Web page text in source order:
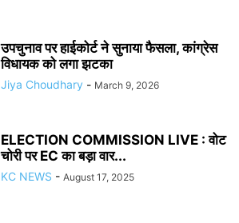
उपचुनाव पर हाईकोर्ट ने सुनाया फैसला, कांग्रेस
विधायक को लगा झटका
Jiya Choudhary - March 9, 2026
ELECTION COMMISSION LIVE : वोट
चोरी पर EC का बड़ा वार...
KC NEWS - August 17, 2025